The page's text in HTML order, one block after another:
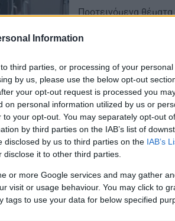
Information
third parties, or processing of your personal
by us, please use the below opt-out
your opt-out request is processed you
on personal information utilized by us or
your opt-out. You may separately opt-out
by third parties on the IAB’s list of
disclosed by us to third parties on the IAB’s
disclose it to other third parties.
or more Google services and may gather
visit or usage behaviour. You may click to
tags to use your data for below specified
Προτεινόμενα
Πανελλαδικές 2025
Μαϊου για τα ΕΠΑΛ .
Πανελλήνιες
και οι
Σε λιγότερο από ένα
κουδούνι της